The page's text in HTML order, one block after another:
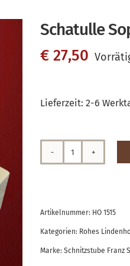
Schatulle
€ 27,50
Lieferzeit: 2-6
Schatulle
Artikelnummer: HO 1515
Kategorien: Rohes
Marke: Schnitzstube Franz